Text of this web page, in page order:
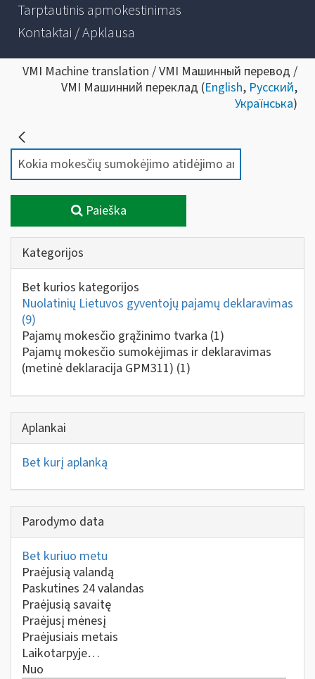
Tarptautinis apmokestinimas
Kontaktai / Apklausa
VMI Machine translation / VMI Машинный перевод /
VMI Машинний переклад (English, Русский,
Українська)
Paieška
Kategorijos
Bet kurios kategorijos
Nuolatinių Lietuvos gyventojų pajamų deklaravimas
(9)
Pajamų mokesčio grąžinimo tvarka (1)
Pajamų mokesčio sumokėjimas ir deklaravimas
(metinė deklaracija GPM311) (1)
Aplankai
Bet kurį aplanką
Parodymo data
Bet kuriuo metu
Praėjusią valandą
Paskutines 24 valandas
Praėjusią savaitę
Praėjusį mėnesį
Praėjusiais metais
Laikotarpyje…
Nuo